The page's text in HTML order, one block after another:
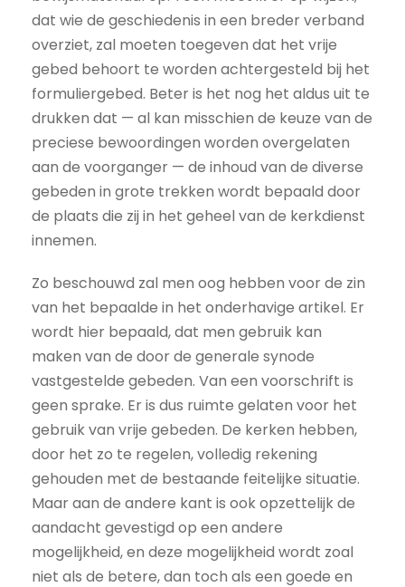
dat wie de geschiedenis in een breder verband
overziet, zal moeten toegeven dat het vrije
gebed behoort te worden achtergesteld bij het
formuliergebed. Beter is het nog het aldus uit te
drukken dat — al kan misschien de keuze van de
preciese bewoordingen worden overgelaten
aan de voorganger — de inhoud van de diverse
gebeden in grote trekken wordt bepaald door
de plaats die zij in het geheel van de kerkdienst
innemen.
Zo beschouwd zal men oog hebben voor de zin
van het bepaalde in het onderhavige artikel. Er
wordt hier bepaald, dat men gebruik kan
maken van de door de generale synode
vastgestelde gebeden. Van een voorschrift is
geen sprake. Er is dus ruimte gelaten voor het
gebruik van vrije gebeden. De kerken hebben,
door het zo te regelen, volledig rekening
gehouden met de bestaande feitelijke situatie.
Maar aan de andere kant is ook opzettelijk de
aandacht gevestigd op een andere
mogelijkheid, en deze mogelijkheid wordt zoal
niet als de betere, dan toch als een goede en